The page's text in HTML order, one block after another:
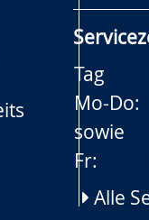
Tag
Mo-Do:
sowie
Fr:
Alle